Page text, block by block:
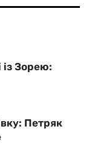
із Зорею:
Петряк